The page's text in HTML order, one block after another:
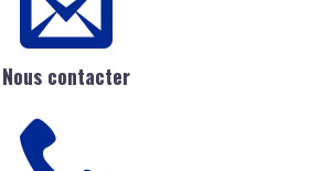
Nous contacter